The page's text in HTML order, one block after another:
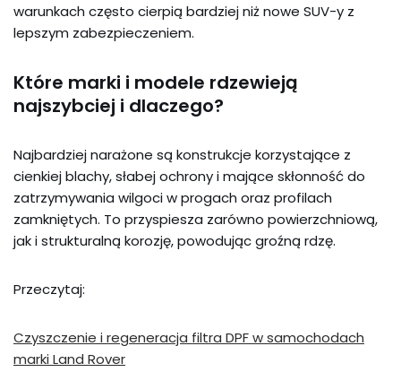
warunkach często cierpią bardziej niż nowe SUV-y z
lepszym zabezpieczeniem.
Które marki i modele rdzewieją
najszybciej i dlaczego?
Najbardziej narażone są konstrukcje korzystające z
cienkiej blachy, słabej ochrony i mające skłonność do
zatrzymywania wilgoci w progach oraz profilach
zamkniętych. To przyspiesza zarówno powierzchniową,
jak i strukturalną korozję, powodując groźną rdzę.
Przeczytaj:
Czyszczenie i regeneracja filtra DPF w samochodach
marki Land Rover